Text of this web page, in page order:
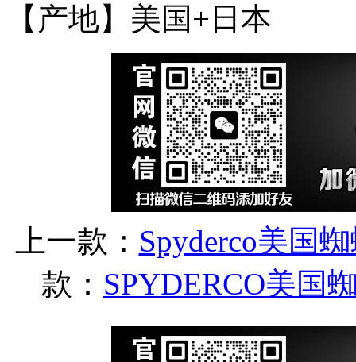
【产地】美国+日本
上一款： Spyderco美国
款： SPYDERCO美国